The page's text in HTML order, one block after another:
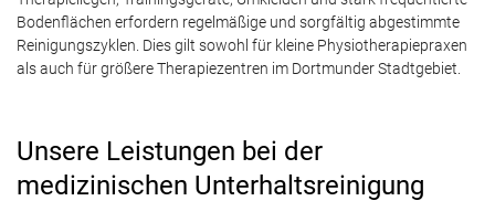
Bodenflächen erfordern regelmäßige und sorgfältig abgestimmte
Reinigungszyklen. Dies gilt sowohl für kleine Physiotherapiepraxen
als auch für größere Therapiezentren im Dortmunder Stadtgebiet.
Unsere Leistungen bei der
medizinischen Unterhaltsreinigung